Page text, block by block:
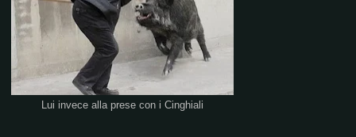
Lui invece alla prese con i Cinghiali